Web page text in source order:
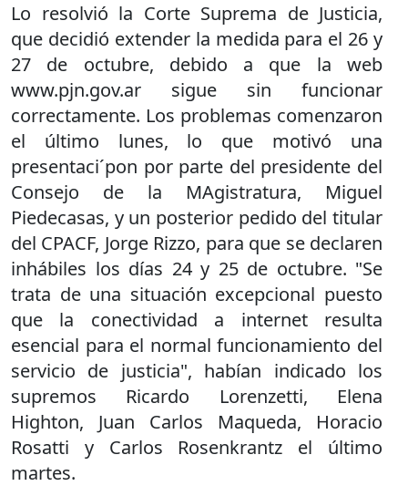
Lo resolvió la Corte Suprema de Justicia,
que decidió extender la medida para el 26 y
27 de octubre, debido a que la web
www.pjn.gov.ar sigue sin funcionar
correctamente. Los problemas comenzaron
el último lunes, lo que motivó una
presentaci´pon por parte del presidente del
Consejo de la MAgistratura, Miguel
Piedecasas, y un posterior pedido del titular
del CPACF, Jorge Rizzo, para que se declaren
inhábiles los días 24 y 25 de octubre. "Se
trata de una situación excepcional puesto
que la conectividad a internet resulta
esencial para el normal funcionamiento del
servicio de justicia", habían indicado los
supremos Ricardo Lorenzetti, Elena
Highton, Juan Carlos Maqueda, Horacio
Rosatti y Carlos Rosenkrantz el último
martes.